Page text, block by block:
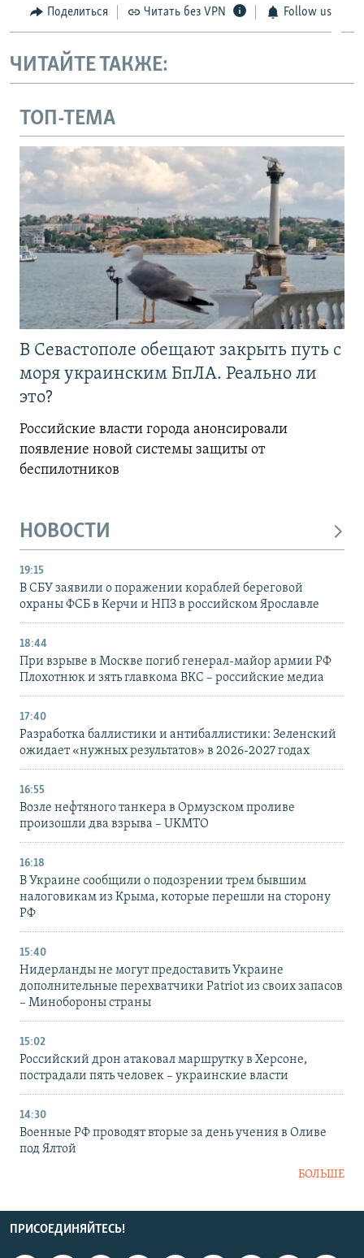
Поделиться Читать без VPN Follow us
ЧИТАЙТЕ ТАКЖЕ:
ТОП-ТЕМА
В Севастополе обещают закрыть путь с
моря украинским БпЛА. Реально ли
это?
Российские власти города анонсировали
появление новой системы защиты от
беспилотников
НОВОСТИ
19:15
В СБУ заявили о поражении кораблей береговой
охраны ФСБ в Керчи и НПЗ в российском Ярославле
18:44
При взрыве в Москве погиб генерал-майор армии РФ
Плохотнюк и зять главкома ВКС – российские медиа
17:40
Разработка баллистики и антибаллистики: Зеленский
ожидает «нужных результатов» в 2026-2027 годах
16:55
Возле нефтяного танкера в Ормузском проливе
произошли два взрыва – UKMTO
16:18
В Украине сообщили о подозрении трем бывшим
налоговикам из Крыма, которые перешли на сторону
РФ
15:40
Нидерланды не могут предоставить Украине
дополнительные перехватчики Patriot из своих запасов
– Минобороны страны
15:02
Российский дрон атаковал маршрутку в Херсоне,
пострадали пять человек – украинские власти
14:30
Военные РФ проводят вторые за день учения в Оливе
под Ялтой
БОЛЬШЕ
ПРИСОЕДИНЯЙТЕСЬ!